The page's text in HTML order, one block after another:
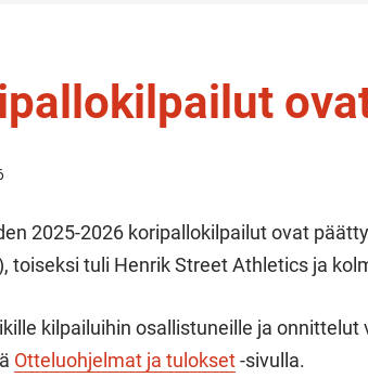
2025-2026 koripallokilpailut ovat
toiseksi tuli Henrik Street Athletics ja
kilpailuihin osallistuneille ja
Otteluohjelmat ja tulokset-sivulla.